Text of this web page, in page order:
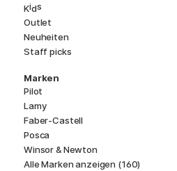
Kids
Outlet
Neuheiten
Staff picks
Marken
Pilot
Lamy
Faber-Castell
Posca
Winsor & Newton
Alle Marken anzeigen (160)